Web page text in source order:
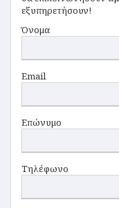
εξυπηρετήσουν!
Όνομα
Email
Επώνυμο
Τηλέφωνο